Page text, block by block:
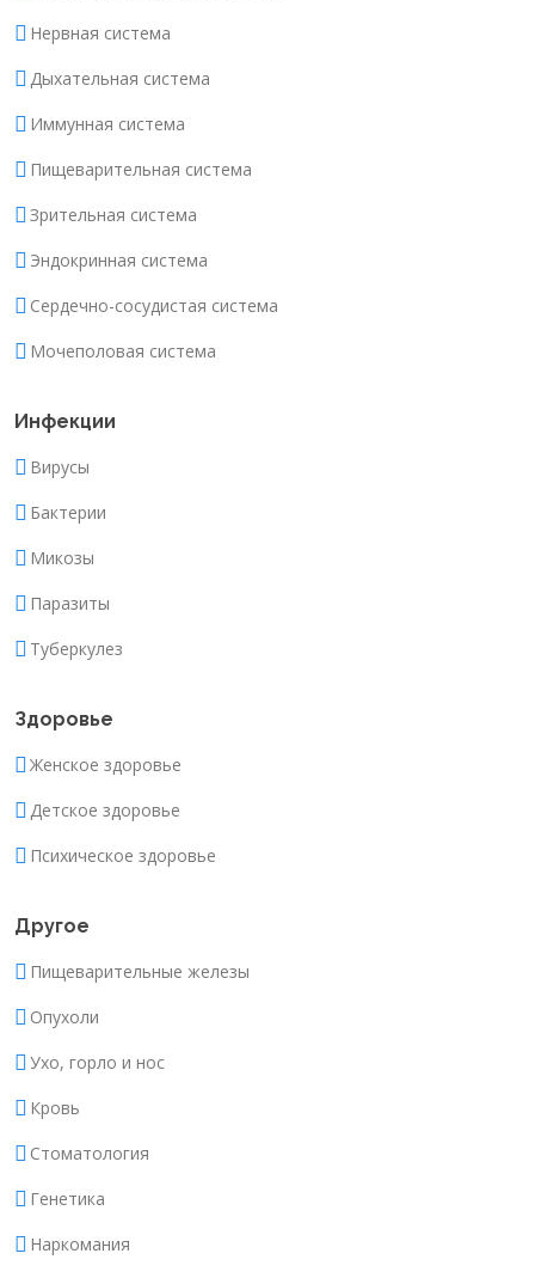
Нервная система
Дыхательная система
Иммунная система
Пищеварительная система
Зрительная система
Эндокринная система
Сердечно-сосудистая система
Мочеполовая система
Инфекции
Вирусы
Бактерии
Микозы
Паразиты
Туберкулез
Здоровье
Женское здоровье
Детское здоровье
Психическое здоровье
Другое
Пищеварительные железы
Опухоли
Ухо, горло и нос
Кровь
Стоматология
Генетика
Наркомания